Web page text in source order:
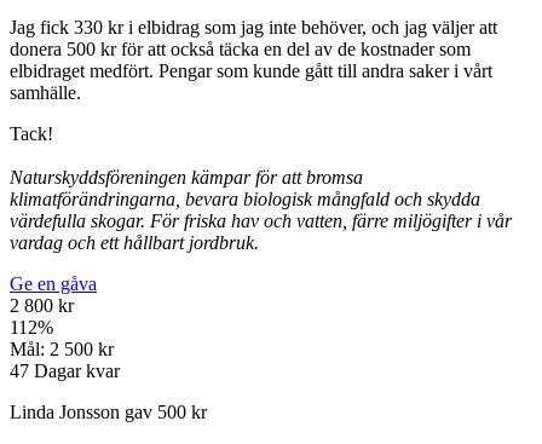
Jag fick 330 kr i elbidrag som jag inte behöver, och jag väljer att
donera 500 kr för att också täcka en del av de kostnader som
elbidraget medfört. Pengar som kunde gått till andra saker i vårt
samhälle.
Tack!
Naturskyddsföreningen kämpar för attbromsa
klimatförändringarna, bevara biologisk mångfald och skydda
värdefulla skogar. För friska hav och vatten, färre miljögifter i vår
vardag och ett hållbart jordbruk.
Ge en gåva
2 800 kr
112%
Mål: 2 500 kr
47 Dagar kvar
Linda Jonsson gav 500 kr